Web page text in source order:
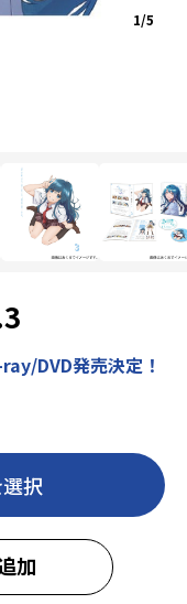
1/5
DVD発売決定！
択
加